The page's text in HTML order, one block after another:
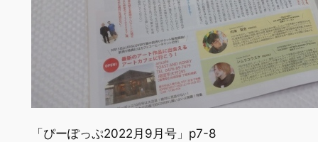
「ぴーぽっぷ2022月9月号」p7-8